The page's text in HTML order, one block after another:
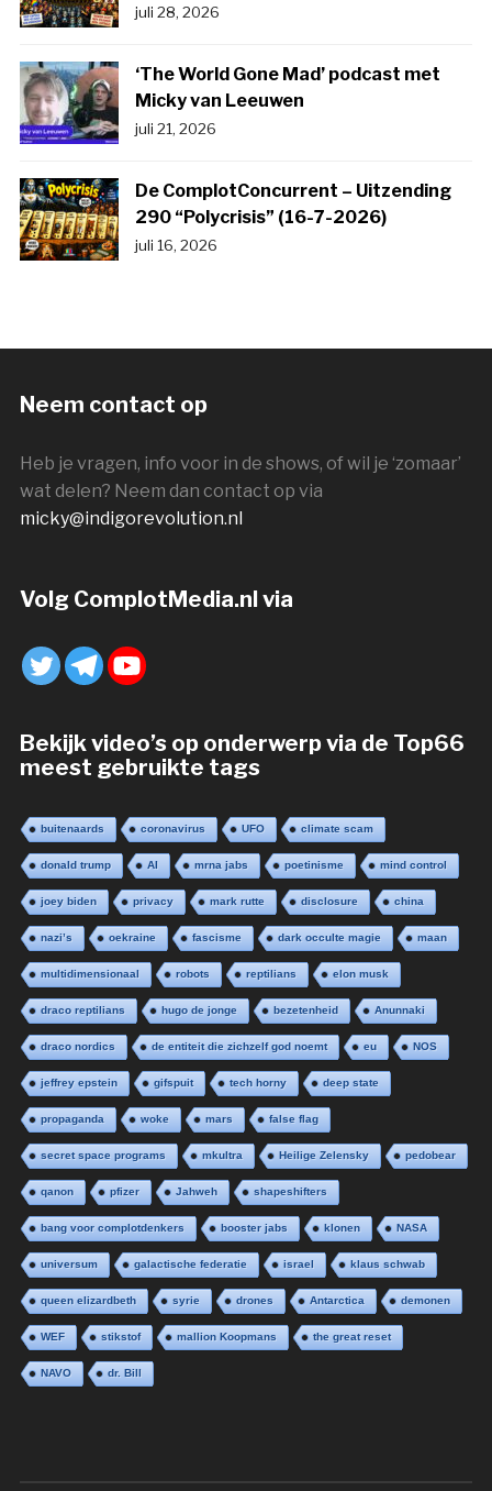
juli 28, 2026
‘The World Gone Mad’ podcast met
Micky van Leeuwen
juli 21, 2026
De ComplotConcurrent – Uitzending
290 “Polycrisis” (16-7-2026)
juli 16, 2026
Neem contact op
Heb je vragen, info voor in de shows, of wil je ‘zomaar’
wat delen? Neem dan contact op via
micky@indigorevolution.nl
Volg ComplotMedia.nl via
Bekijk video’s op onderwerp via de Top66
meest gebruikte tags
buitenaards coronavirus UFO climate scam
donald trump AI mrna jabs poetinisme mind control
joey biden privacy mark rutte disclosure china
nazi’s oekraine fascisme dark occulte magie maan
multidimensionaal robots reptilians elon musk
draco reptilians hugo de jonge bezetenheid Anunnaki
draco nordics de entiteit die zichzelf god noemt eu NOS
jeffrey epstein gifspuit tech horny deep state
propaganda woke mars false flag
secret space programs mkultra Heilige Zelensky pedobear
qanon pfizer Jahweh shapeshifters
bang voor complotdenkers booster jabs klonen NASA
universum galactische federatie israel klaus schwab
queen elizardbeth syrie drones Antarctica demonen
WEF stikstof mallion Koopmans the great reset
NAVO dr. Bill